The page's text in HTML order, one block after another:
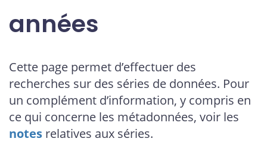
années
Cette page permet d’effectuer des
recherches sur des séries de données. Pour
un complément d’information, y compris en
ce qui concerne les métadonnées, voir les
notes relatives aux séries.